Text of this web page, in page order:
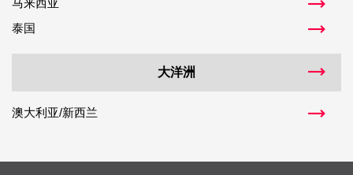
泰国
大洋洲
澳大利亚/新西兰